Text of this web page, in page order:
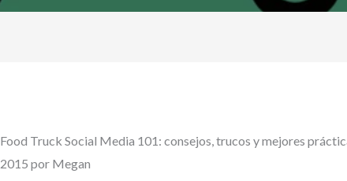
Food Truck Social Media 101: consejos, trucos y mejores
2015 por Megan